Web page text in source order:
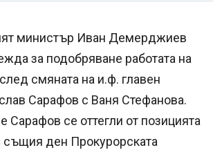
министър Иван Демерджиев
за подобряване работата на
смяната на и.ф. главен
Сарафов с Ваня Стефанова.
Сарафов се оттегли от позицията
същия ден Прокурорската